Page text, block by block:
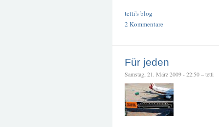
tetti's blog
2 Kommentare
Für jeden
Samstag, 21. März 2009 - 22:50 – tetti